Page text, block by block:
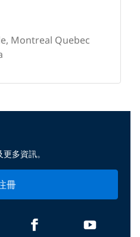
Montreal Quebec
多資訊。
冊